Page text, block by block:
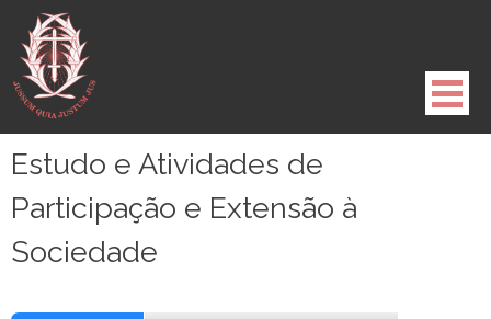
para
conteúdo
Estudo e Atividades de
Participação e Extensão à
Sociedade